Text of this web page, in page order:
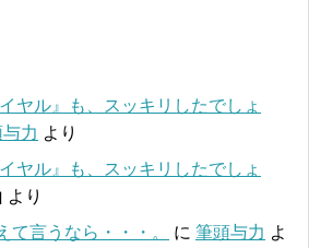
ヤル』も、スッキリしたでしょ
力 より
ヤル』も、スッキリしたでしょ
より
て言うなら・・・。
に 筆頭与力 よ